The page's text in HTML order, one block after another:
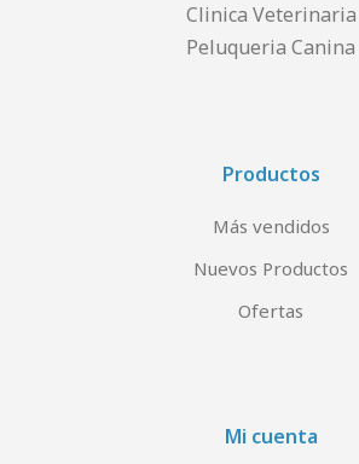
Clinica Veterinaria
Peluqueria Canina
Productos
Más vendidos
Nuevos Productos
Ofertas
Mi cuenta